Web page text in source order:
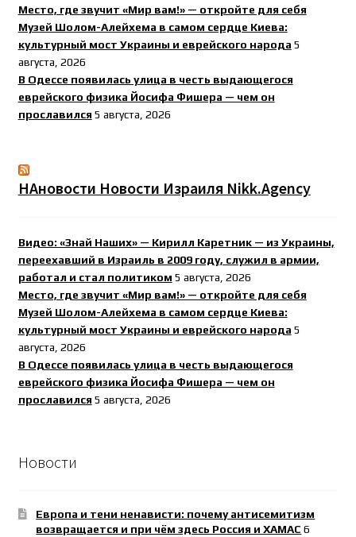
Место, где звучит «Мир вам!» — откройте для себя
Музей Шолом-Алейхема в самом сердце Киева:
культурный мост Украины и еврейского народа 5
августа, 2026
В Одессе появилась улица в честь выдающегося
еврейского физика Йосифа Фишера — чем он
прославился 5 августа, 2026
НАновости Новости Израиля Nikk.Agency
Видео: «Знай Наших» — Кирилл Каретник — из Украины,
переехавший в Израиль в 2009 году, служил в армии,
работал и стал политиком 5 августа, 2026
Место, где звучит «Мир вам!» — откройте для себя
Музей Шолом-Алейхема в самом сердце Киева:
культурный мост Украины и еврейского народа 5
августа, 2026
В Одессе появилась улица в честь выдающегося
еврейского физика Йосифа Фишера — чем он
прославился 5 августа, 2026
Новости
Европа и тени ненависти: почему антисемитизм
возвращается и при чём здесь Россия и ХАМАС 6